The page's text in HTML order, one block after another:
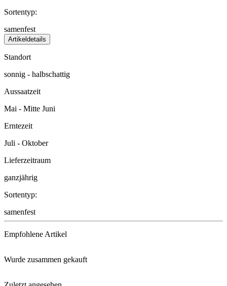
Sortentyp:
samenfest
Artikeldetails
Standort
sonnig - halbschattig
Aussaatzeit
Mai - Mitte Juni
Erntezeit
Juli - Oktober
Lieferzeitraum
ganzjährig
Sortentyp:
samenfest
Empfohlene Artikel
Wurde zusammen gekauft